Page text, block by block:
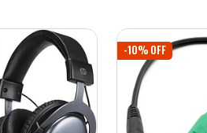
-10% OFF